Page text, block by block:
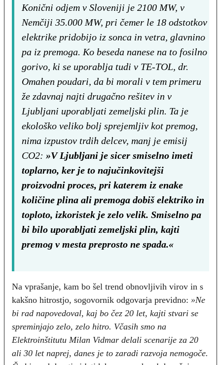
Konični odjem v Sloveniji je 2100 MW, v
Nemčiji 35.000 MW, pri čemer le 18 odstotkov
elektrike pridobijo iz sonca in vetra, glavnino
pa iz premoga. Ko beseda nanese na to fosilno
gorivo, ki se uporablja tudi v TE-TOL, dr.
Omahen poudari, da bi morali v tem primeru
že zdavnaj najti drugačno rešitev in v
Ljubljani uporabljati zemeljski plin. Ta je
ekološko veliko bolj sprejemljiv kot premog,
nima izpustov trdih delcev, manj je emisij
CO2: »V Ljubljani je sicer smiselno imeti
toplarno, ker je to najučinkovitejši
proizvodni proces, pri katerem iz enake
količine plina ali premoga dobiš elektriko in
toploto, izkoristek je zelo velik. Smiselno pa
bi bilo uporabljati zemeljski plin, kajti
premog v mesta preprosto ne spada.«
Na vprašanje, kam bo šel trend obnovljivih virov in s
kakšno hitrostjo, sogovornik odgovarja previdno: »Ne
bi rad napovedoval, kaj bo čez 20 let, kajti stvari se
spreminjajo zelo, zelo hitro. Včasih smo na
Elektroinštitutu Milan Vidmar delali scenarije za 20
ali 30 let naprej, danes je to zaradi razvoja nemogoče.